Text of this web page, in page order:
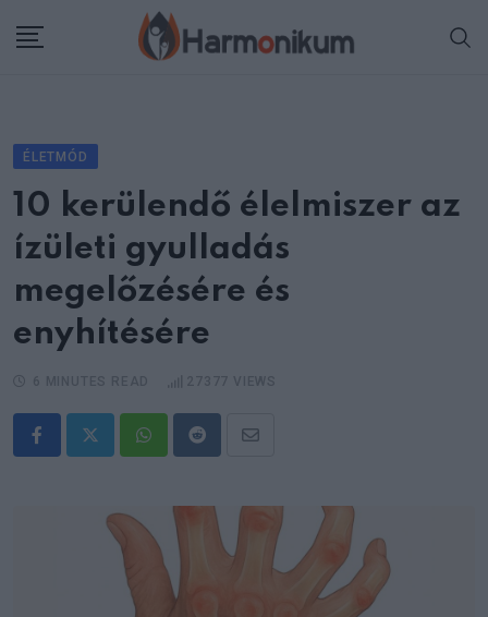
ÉLETMÓD
10 kerülendő élelmiszer az
ízületi gyulladás
megelőzésére és
enyhítésére
WhatsappRedditShare
Email